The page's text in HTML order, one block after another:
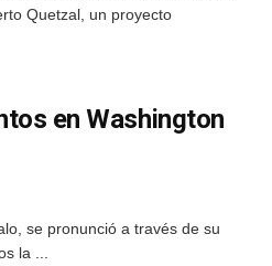
Quetzal, un proyecto
en Washington
se pronunció a través de su
la ...